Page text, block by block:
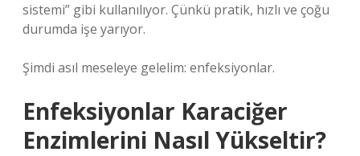
sistemi” gibi kullanılıyor. Çünkü pratik, hızlı ve çoğu
durumda işe yarıyor.
Şimdi asıl meseleye gelelim: enfeksiyonlar.
Enfeksiyonlar Karaciğer
Enzimlerini Nasıl Yükseltir?